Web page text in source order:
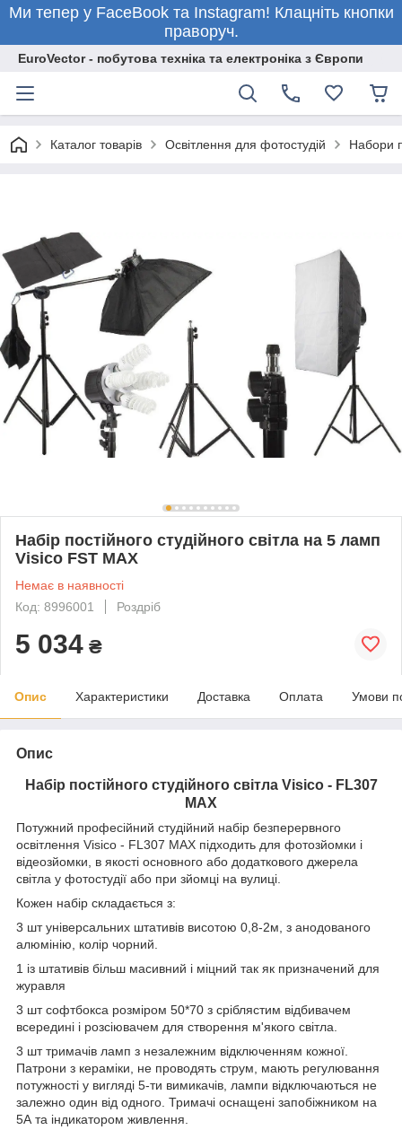
Ми тепер у FaceBook та Instagram! Клацніть кнопки
праворуч.
EuroVector - побутова техніка та електроніка з Європи
Каталог товарів Освітлення для фотостудій Набори
Набір постійного студійного світла на 5 ламп
Visico FST MAX
Немає в наявності
Код: 8996001
Роздріб
5 034 ₴
Опис Характеристики Доставка Оплата Умови
Опис
Набір постійного студійного світла Visico - FL307
MAX
Потужний професійний студійний набір безперервного
освітлення Visico - FL307 MAX підходить для фотозйомки і
відеозйомки, в якості основного або додаткового джерела
світла у фотостудії або при зйомці на вулиці.
Кожен набір складається з:
3 шт універсальних штативів висотою 0,8-2м, з анодованого
алюмінію, колір чорний.
1 із штативів більш масивний і міцний так як призначений для
журавля
3 шт софтбокса розміром 50*70 з сріблястим відбивачем
всередині і розсіювачем для створення м'якого світла.
3 шт тримачів ламп з незалежним відключенням кожної.
Патрони з кераміки, не проводять струм, мають регулювання
потужності у вигляді 5-ти вимикачів, лампи відключаються не
залежно один від одного. Тримачі оснащені запобіжником на
5А та індикатором живлення.